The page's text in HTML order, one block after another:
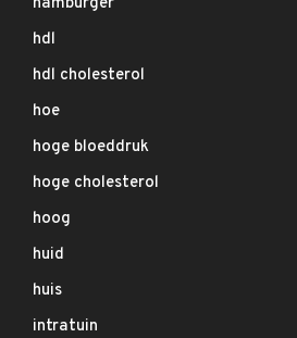
hdl
hdl cholesterol
hoe
hoge bloeddruk
hoge cholesterol
hoog
huid
huis
intratuin